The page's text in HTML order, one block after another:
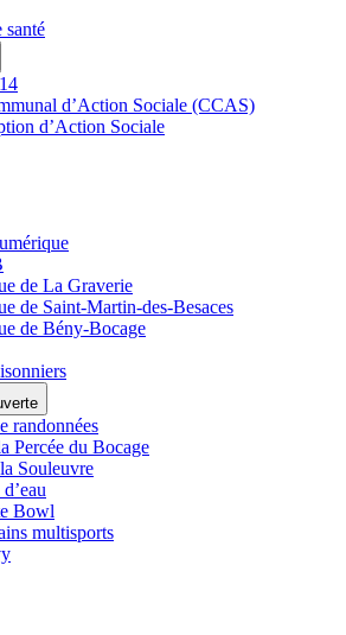
santé
d’Action Sociale (CCAS)
d’Action Sociale
de La Graverie
de Saint-Martin-des-Besaces
de Bény-Bocage
randonnées
Percée du Bocage
Souleuvre
Bowl
multisports